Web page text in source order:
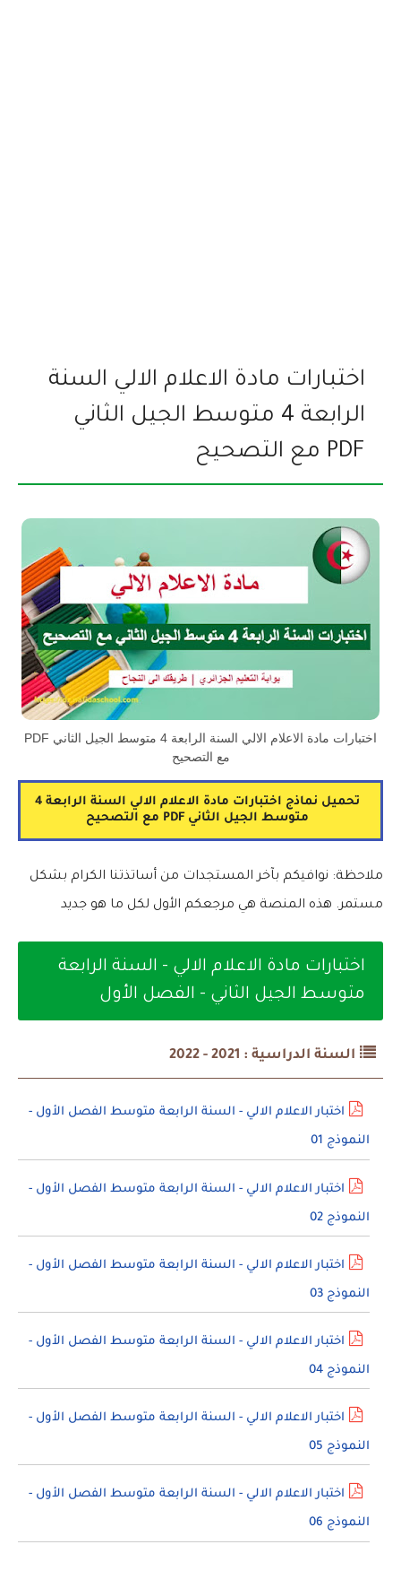
اختبارات مادة الاعلام الالي السنة
الرابعة 4 متوسط الجيل الثاني
PDF مع التصحيح
اختبارات مادة الاعلام الالي السنة الرابعة 4 متوسط الجيل الثاني PDF
مع التصحيح
تحميل نماذج اختبارات مادة الاعلام الالي السنة الرابعة 4
متوسط الجيل الثاني PDF مع التصحيح
ملاحظة: نوافيكم بآخر المستجدات من أساتذتنا الكرام بشكل
مستمر. هذه المنصة هي مرجعكم الأول لكل ما هو جديد
اختبارات مادة الاعلام الالي - السنة الرابعة
متوسط الجيل الثاني - الفصل الأول
السنة الدراسية : 2021 - 2022
اختبار الاعلام الالي - السنة الرابعة متوسط الفصل الأول -
النموذج 01
اختبار الاعلام الالي - السنة الرابعة متوسط الفصل الأول -
النموذج 02
اختبار الاعلام الالي - السنة الرابعة متوسط الفصل الأول -
النموذج 03
اختبار الاعلام الالي - السنة الرابعة متوسط الفصل الأول -
النموذج 04
اختبار الاعلام الالي - السنة الرابعة متوسط الفصل الأول -
النموذج 05
اختبار الاعلام الالي - السنة الرابعة متوسط الفصل الأول -
النموذج 06